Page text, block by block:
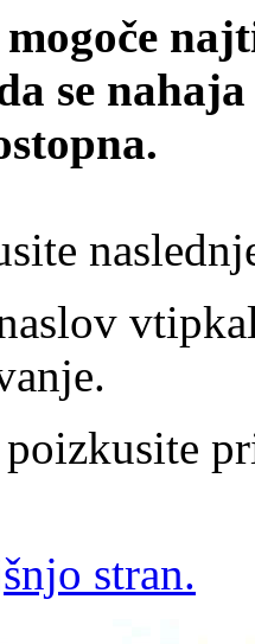
se
stran.